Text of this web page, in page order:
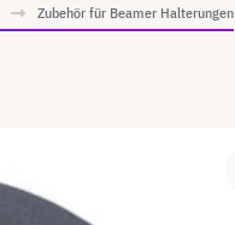
Zubehör für Beamer Halterungen